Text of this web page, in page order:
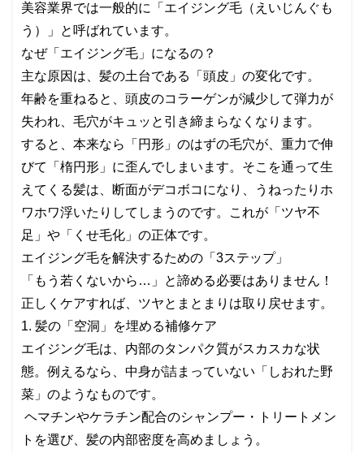
美容業界では一般的に「エイジング毛（えいじんぐも
う）」と呼ばれています。
なぜ「エイジング毛」になるの？
主な原因は、髪の土台である「頭皮」の変化です。
年齢を重ねると、頭皮のコラーゲンが減少して弾力が
失われ、毛穴がキュッと引き締まらなくなります。
すると、本来なら「円形」のはずの毛穴が、重力で伸
びて「楕円形」に歪んでしまいます。そこを通って生
えてくる髪は、断面がデコボコになり、うねったりホ
ワホワ浮いたりしてしまうのです。これが「ツヤ不
足」や「くせ毛化」の正体です。
エイジング毛を解決するための「3ステップ」
「もう若くないから…」と諦める必要はありません！
正しくケアすれば、ツヤとまとまりは取り戻せます。
1. 髪の「空洞」を埋める補修ケア
エイジング毛は、内部のタンパク質がスカスカな状
態。例えるなら、中身が詰まっていない「しおれた野
菜」のようなものです。
ヘマチンやケラチン配合のシャンプー・トリートメン
トを選び、髪の内部密度を高めましょう。